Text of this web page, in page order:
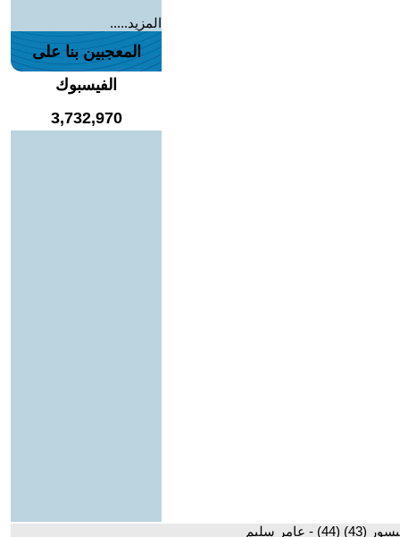
المزيد.....
المعجبين بنا على
الفيسبوك
3,732,970
- عامر سليم